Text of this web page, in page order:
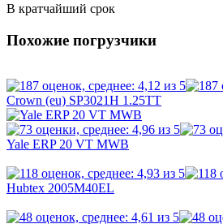
В кратчайший срок
Похожие погрузчики
Crown (eu) SP3021H 1.25TT
Yale ERP 20 VT MWB
Hubtex 2005M40EL